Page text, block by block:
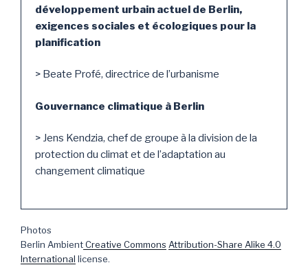
développement urbain actuel de Berlin,
exigences sociales et écologiques pour la
planification
> Beate Profé, directrice de l’urbanisme
Gouvernance climatique à Berlin
> Jens Kendzia, chef de groupe à la division de la
protection du climat et de l’adaptation au
changement climatique
Photos
Berlin AmbientCreative Commons Attribution-Share Alike 4.0
International license.